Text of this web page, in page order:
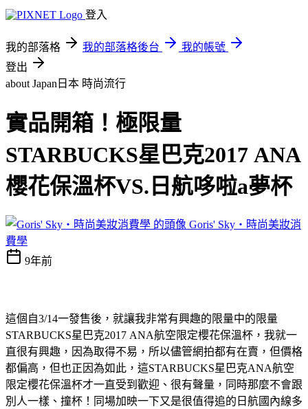
登入
我的部落格 我的部落格後台
我的帳號
登出
about Japan日本 時尚流行
實品開箱！極限量
STARBUCKS星巴克2017 ANA
櫻花保溫杯VS.日航哆啦a夢杯
Goris' Sky‧時尚美妝消
費學
9年前
這個自3/14一發售後，就讓我非常有興趣的限量中的限量
STARBUCKS星巴克2017 ANA航空限定櫻花保溫杯，我就一
直很有興趣，因為取得不易，所以儘管網拍都有在賣，但價格
都偏高，但也正因為如此，這STARBUCKS星巴克ANA航空
限定櫻花保溫杯才一直受到歡迎、很有聲量，同時那麼不會跟
別人一樣、撞杯！同場加映一下又是很值得追的日航國內線多